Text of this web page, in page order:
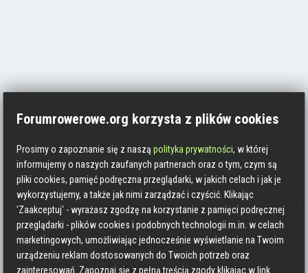
Informacje
Zasady pisania
Forumrowerowe.org korzysta z plików cookies
Prosimy o zapoznanie się z nasząpolityka prywatności, w której
informujemy o naszych zaufanych partnerach oraz o tym, czym są
pliki cookies, pamięć podręczna przeglądarki, w jakich celach i jak je
wykorzystujemy, a także jak nimi zarządzać i czyścić. Klikając
'Zaakceptuj' - wyrażasz zgodzę na korzystanie z pamięci podręcznej
przeglądarki - plików cookies i podobnych technologii m.in. w celach
marketingowych, umożliwiając jednocześnie wyświetlanie na Twoim
urządzeniu reklam dostosowanych do Twoich potrzeb oraz
zainteresowań. Zapoznaj się z pełną treścią zgody klikając w link